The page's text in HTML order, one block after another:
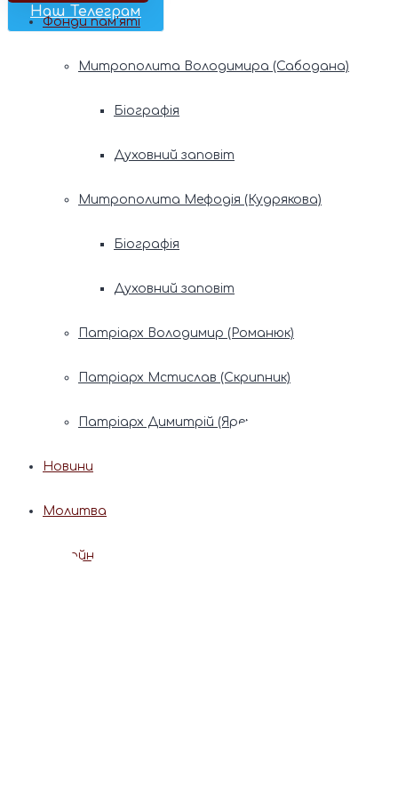
Наш Телеграм
Фонди пам’яті
Митрополита Володимира (Сабодана)
Біографія
Духовний заповіт
Митрополита Мефодія (Кудрякова)
Біографія
Духовний заповіт
Патріарх Володимир (Романюк)
Патріарх Мстислав (Скрипник)
Патріарх Димитрій (Ярема)
Новини
Молитва
Онлайн послуги